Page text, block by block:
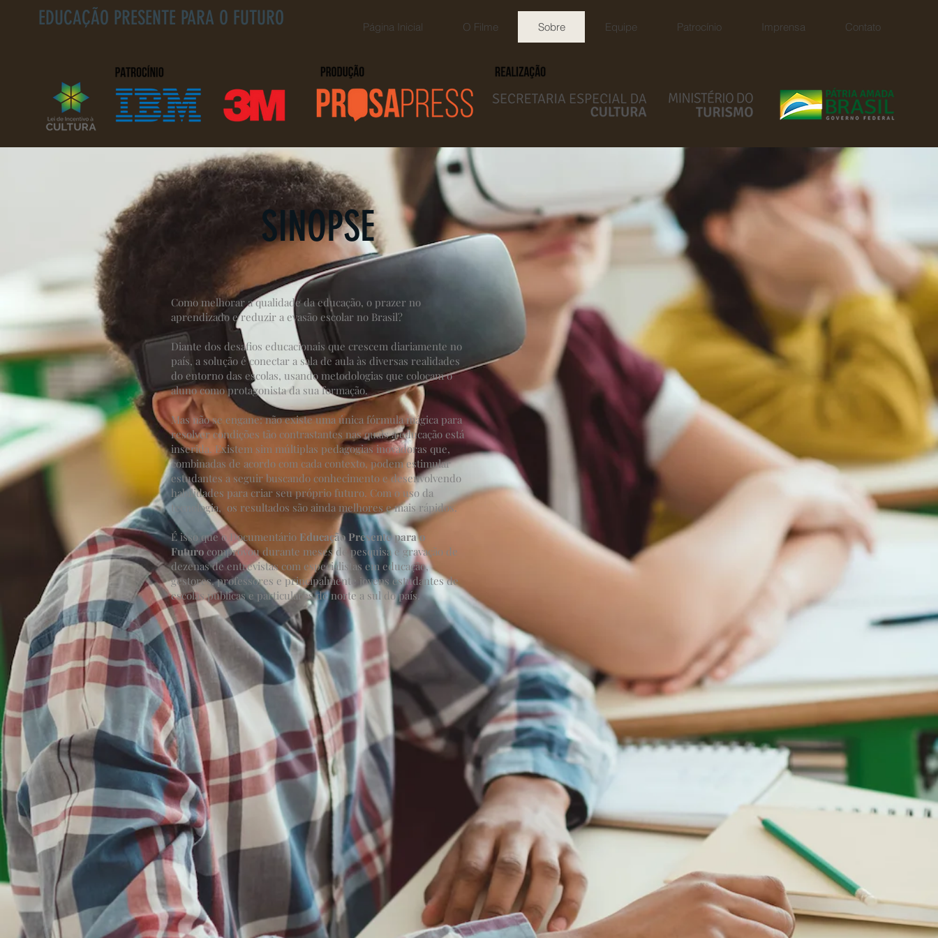
EDUCAÇÃO PRESENTE PARA O FUTURO Página Inicial O Filme Sobre Equipe Patrocínio Imprensa Contato
SINOPSE
Como melhorar a qualidade da educação, o prazer no
aprendizado e reduzir a evasão escolar no Brasil?
Diante dos desafios educacionais que crescem diariamente no
país, a solução é conectar a sala de aula às diversas realidades
do entorno das escolas, usando metodologias que colocam o
aluno como protagonista da sua formação.
Mas não se engane: não existe uma única fórmula mágica para
resolver condições tão contrastantes nas quais a educação está
inserida. Existem sim múltiplas pedagogias inovadoras que,
combinadas de acordo com cada contexto, podem estimular
estudantes a seguir buscando conhecimento e desenvolvendo
habilidades para criar seu próprio futuro. Com o uso da
tecnologia, os resultados são ainda melhores e mais rápidos.
É isso que o Documentário Educação Presente para o
Futuro comprovou durante meses de pesquisa e gravação de
dezenas de entrevistas com especialistas em educação,
gestores, professores e principalmente jovens estudantes de
escolas públicas e particulares de norte a sul do país.